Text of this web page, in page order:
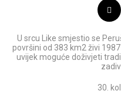
U srcu Like smjestio se
površini od 383 km2 živi
uvijek moguće doživjeti
30.